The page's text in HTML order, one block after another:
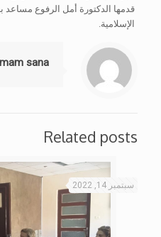
قدمها الدكتورة أمل الرفوع مساعد
الإسلامية.
sana
Related posts
سبتمبر 14, 2022